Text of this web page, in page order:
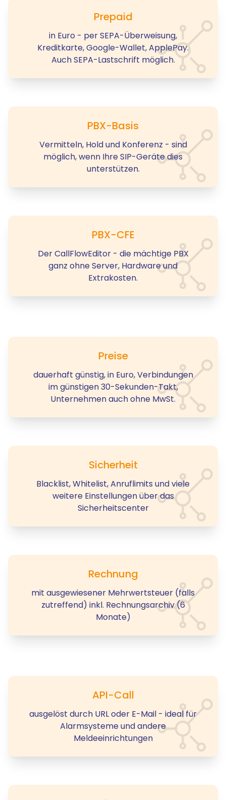
Prepaid
in Euro - per SEPA-Überweisung,
Kreditkarte, Google-Wallet, ApplePay.
Auch SEPA-Lastschrift möglich.
PBX-Basis
Vermitteln, Hold und Konferenz - sind
möglich, wenn Ihre SIP-Geräte dies
unterstützen.
PBX-CFE
Der CallFlowEditor - die mächtige PBX
ganz ohne Server, Hardware und
Extrakosten.
Preise
dauerhaft günstig, in Euro, Verbindungen
im günstigen 30-Sekunden-Takt,
Unternehmen auch ohne MwSt.
Sicherheit
Blacklist, Whitelist, Anruflimits und viele
weitere Einstellungen über das
Sicherheitscenter
Rechnung
mit ausgewiesener Mehrwertsteuer (falls
zutreffend) inkl. Rechnungsarchiv (6
Monate)
API-Call
ausgelöst durch URL oder E-Mail - ideal für
Alarmsysteme und andere
Meldeeinrichtungen